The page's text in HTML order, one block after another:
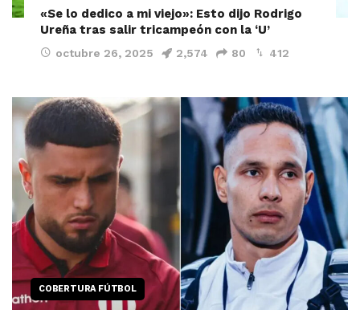
«Se lo dedico a mi viejo»: Esto dijo Rodrigo
Ureña tras salir tricampeón con la ‘U’
octubre 26, 2025 2,574 80 412
COBERTURA FÚTBOL